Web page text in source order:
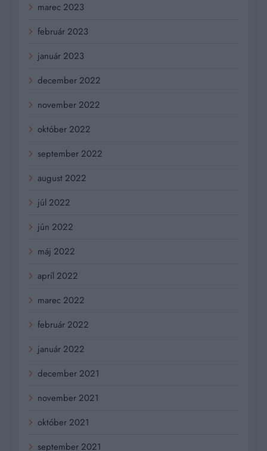
marec 2023
február 2023
január 2023
december 2022
november 2022
október 2022
september 2022
august 2022
júl 2022
jún 2022
máj 2022
apríl 2022
marec 2022
február 2022
január 2022
december 2021
november 2021
október 2021
september 2021